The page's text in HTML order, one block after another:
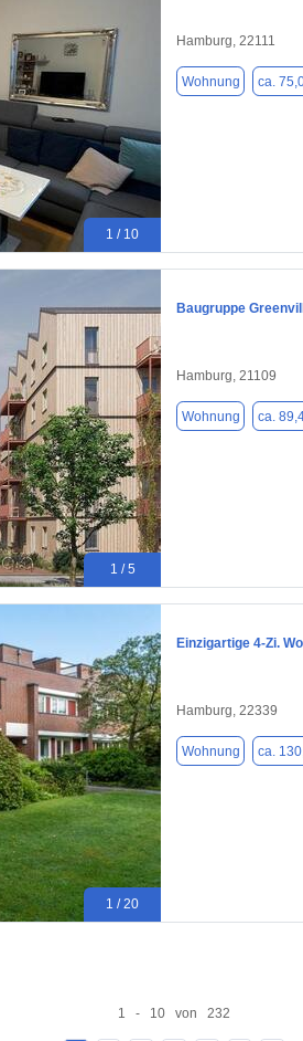
1 / 10
Hamburg, 22111
Wohnung ca.
1 / 5
Baugruppe
Hamburg, 21109
Wohnung ca.
1 / 20
Einzigartige 4-Zi.
Hamburg, 22339
Wohnung ca.
1 - 10 von 232